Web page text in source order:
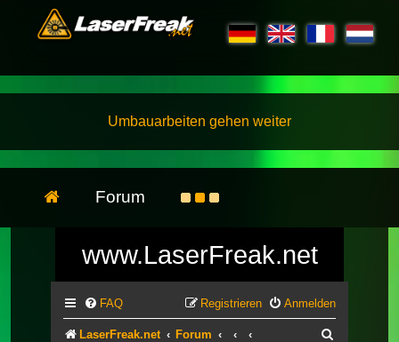
Umbauarbeiten gehen weiter
Forum
www.LaserFreak.net
FAQ Anmelden
Registrieren
LaserFreak.net Forum